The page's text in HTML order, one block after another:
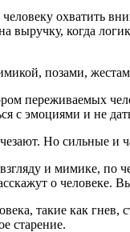
охватить
выручку, когда
позами,
переживаемых
с эмоциями и не
Но сильные и
и мимике, по
о человеке.
такие как гнев,
старение.